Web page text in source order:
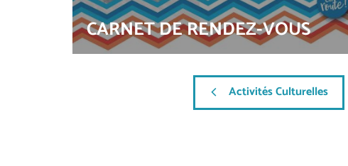
CARNET DE RENDEZ-VOUS
Activités Culturelles